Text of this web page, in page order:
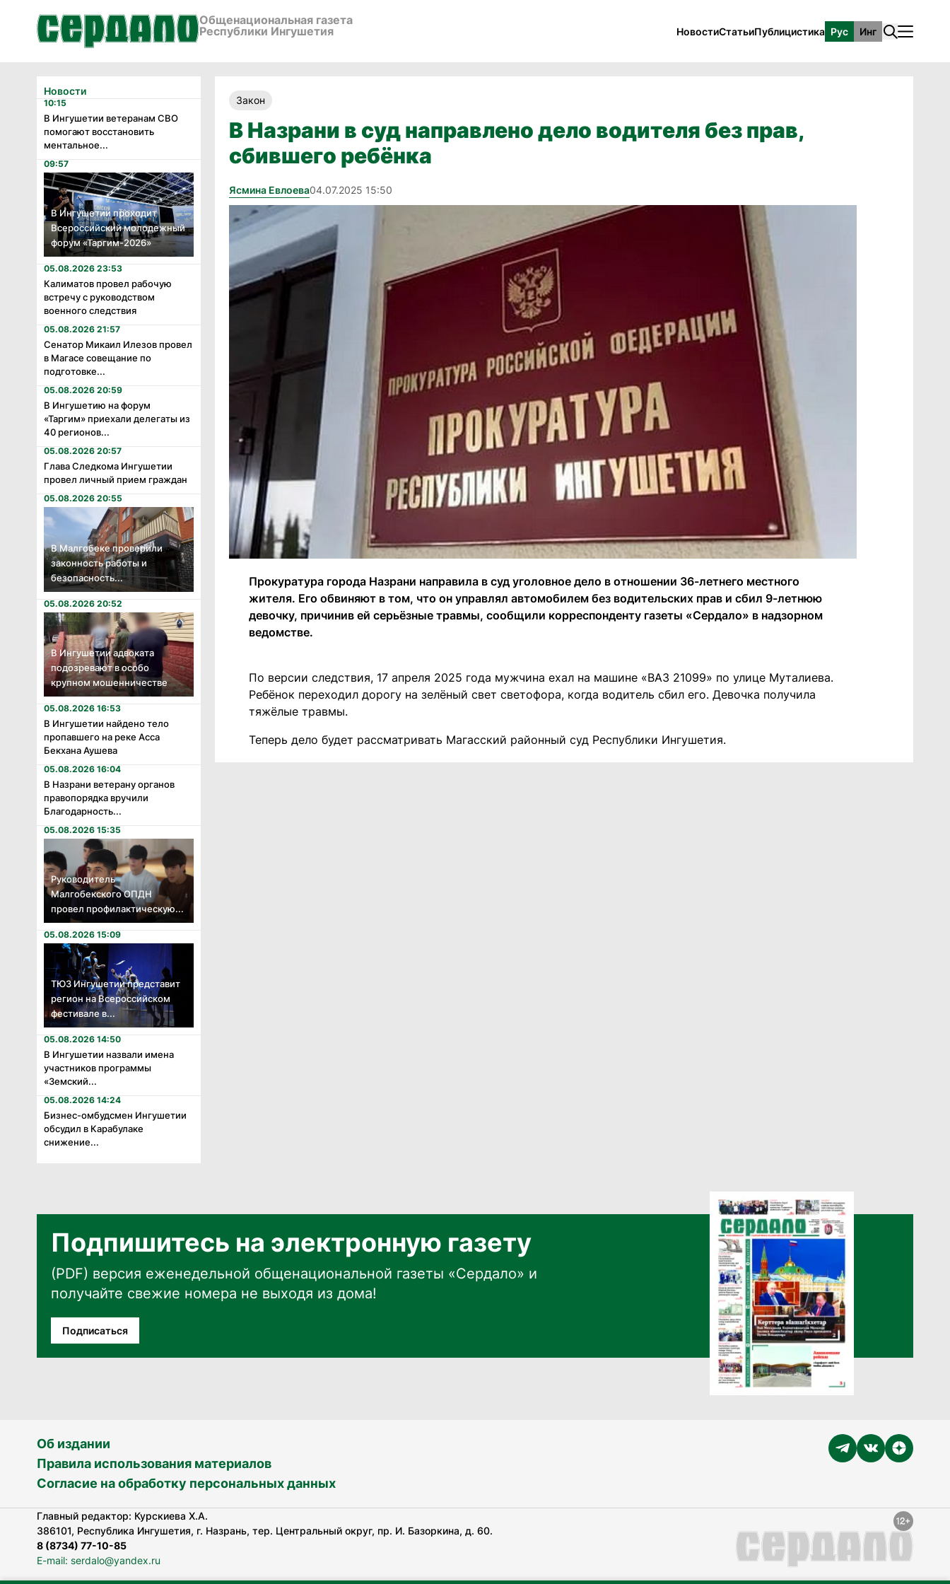
Общенациональная газета
Республики Ингушетия
НовостиСтатьиПублицистика Рус Инг
Новости
10:15
В Ингушетии ветеранам СВО
помогают восстановить
ментальное...
09:57
В Ингушетии проходит
Всероссийский молодежный
форум «Таргим-2026»
05.08.2026 23:53
Калиматов провел рабочую
встречу с руководством
военного следствия
05.08.2026 21:57
Сенатор Микаил Илезов провел
в Магасе совещание по
подготовке...
05.08.2026 20:59
В Ингушетию на форум
«Таргим» приехали делегаты из
40 регионов...
05.08.2026 20:57
Глава Следкома Ингушетии
провел личный прием граждан
05.08.2026 20:55
В Малгобеке проверили
законность работы и
безопасность...
05.08.2026 20:52
В Ингушетии адвоката
подозревают в особо
крупном мошенничестве
05.08.2026 16:53
В Ингушетии найдено тело
пропавшего на реке Асса
Бекхана Аушева
05.08.2026 16:04
В Назрани ветерану органов
правопорядка вручили
Благодарность...
05.08.2026 15:35
Руководитель
Малгобекского ОПДН
провел профилактическую...
05.08.2026 15:09
ТЮЗ Ингушетии представит
регион на Всероссийском
фестивале в...
05.08.2026 14:50
В Ингушетии назвали имена
участников программы
«Земский...
05.08.2026 14:24
Бизнес-омбудсмен Ингушетии
обсудил в Карабулаке
снижение...
Закон
В Назрани в суд направлено дело водителя без прав,
сбившего ребёнка
Ясмина Евлоева04.07.2025 15:50
Прокуратура города Назрани направила в суд уголовное дело в отношении 36-летнего местного
жителя. Его обвиняют в том, что он управлял автомобилем без водительских прав и сбил 9-летнюю
девочку, причинив ей серьёзные травмы, сообщили корреспонденту газеты «Сердало» в надзорном
ведомстве.
По версии следствия, 17 апреля 2025 года мужчина ехал на машине «ВАЗ 21099» по улице Муталиева.
Ребёнок переходил дорогу на зелёный свет светофора, когда водитель сбил его. Девочка получила
тяжёлые травмы.
Теперь дело будет рассматривать Магасский районный суд Республики Ингушетия.
Подпишитесь на электронную газету
(PDF) версия еженедельной общенациональной газеты «Сердало» и
получайте свежие номера не выходя из дома!
Подписаться
Об издании
Правила использования материалов
Согласие на обработку персональных данных
Главный редактор: Курскиева Х.А.
386101, Республика Ингушетия, г. Назрань, тер. Центральный округ, пр. И. Базоркина, д. 60.
8 (8734) 77-10-85
E-mail: serdalo@yandex.ru